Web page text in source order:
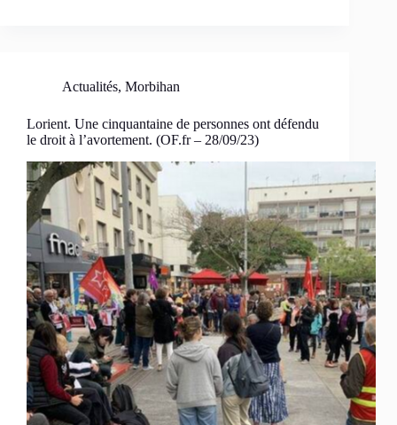
Actualités, Morbihan
Lorient. Une cinquantaine de personnes ont défendu
le droit à l’avortement. (OF.fr – 28/09/23)